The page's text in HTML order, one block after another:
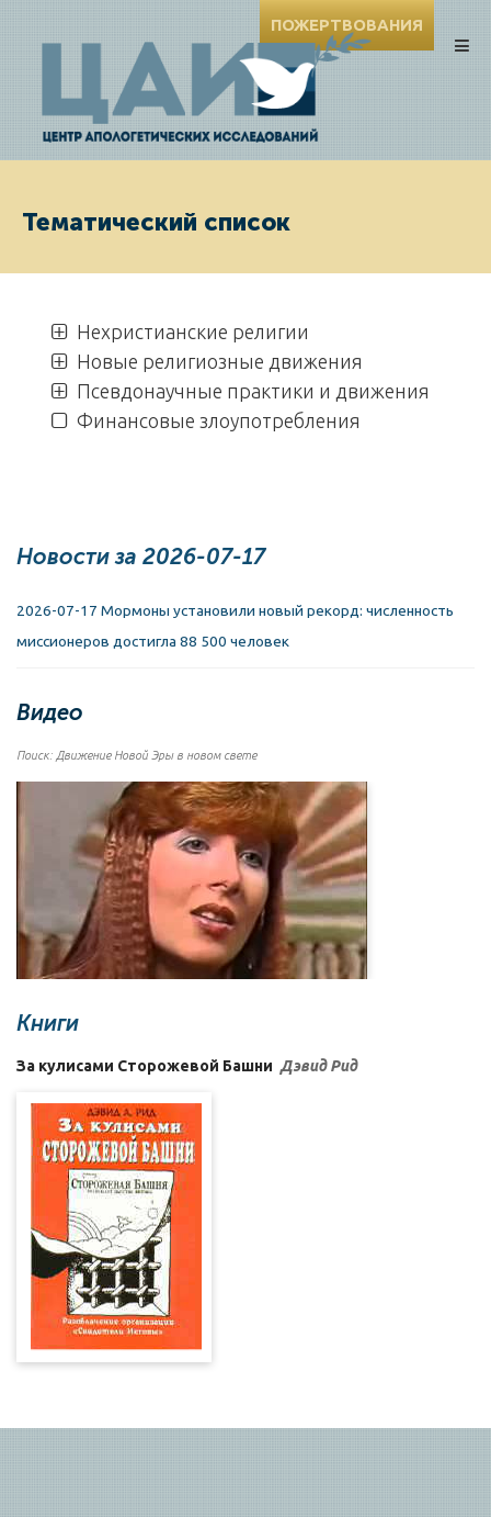
ПОЖЕРТВОВАНИЯ
Тематический список
Нехристианские религии
Новые религиозные движения
Псевдонаучные практики и движения
Финансовые злоупотребления
Новости за 2026-07-17
2026-07-17 Мормоны установили новый рекорд: численность
миссионеров достигла 88 500 человек
Видео
Поиск: Движение Новой Эры в новом свете
Книги
За кулисами Сторожевой Башни Дэвид Рид